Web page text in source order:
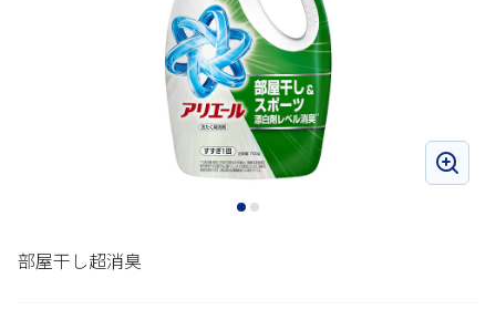
部屋干し超消臭